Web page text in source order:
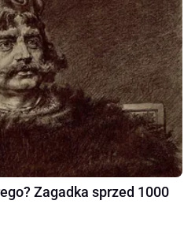
Zagadka sprzed 1000